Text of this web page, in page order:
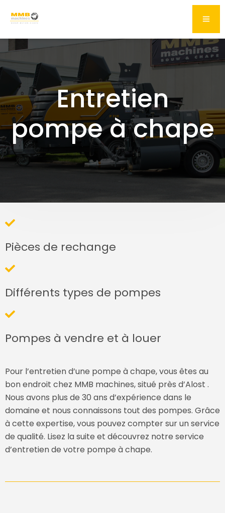
Entretien
pompe à chape
Pièces de rechange
Différents types de pompes
Pompes à vendre et à louer
Pour l’entretien d’une pompe à chape, vous êtes au
bon endroit chez MMB machines, situé près d’Alost .
Nous avons plus de 30 ans d’expérience dans le
domaine et nous connaissons tout des pompes. Grâce
à cette expertise, vous pouvez compter sur un service
de qualité. Lisez la suite et découvrez notre service
d’entretien de votre pompe à chape.